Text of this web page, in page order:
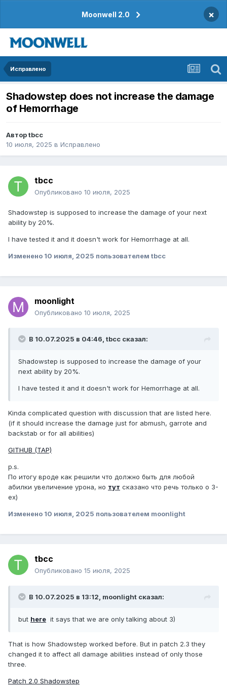
Moonwell 2.0 ×
Исправлено
Shadowstep does not increase the damage
of Hemorrhage
Авторtbcc
10 июля, 2025 в Исправлено
tbcc
Опубликовано 10 июля, 2025
Shadowstep is supposed to increase the damage of your next
ability by 20%.
I have tested it and it doesn't work for Hemorrhage at all.
Изменено 10 июля, 2025 пользователем tbcc
moonlight
Опубликовано 10 июля, 2025
В 10.07.2025 в 04:46, tbcc сказал:
Shadowstep is supposed to increase the damage of your
next ability by 20%.
I have tested it and it doesn't work for Hemorrhage at all.
Kinda complicated question with discussion that are listed here.
(if it should increase the damage just for abmush, garrote and
backstab or for all abilities)
GITHUB (TAP)
p.s.
По итогу вроде как решили что должно быть для любой
абилки увеличение урона, но тут сказано что речь только о 3-
ех)
Изменено 10 июля, 2025 пользователем moonlight
tbcc
Опубликовано 15 июля, 2025
В 10.07.2025 в 13:12, moonlight сказал:
but here it says that we are only talking about 3)
That is how Shadowstep worked before. But in patch 2.3 they
changed it to affect all damage abilities instead of only those
three.
Patch 2.0 Shadowstep